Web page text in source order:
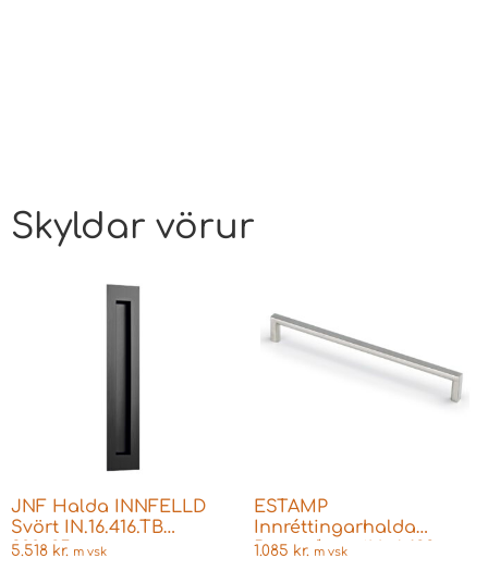
Skyldar vörur
JNF Halda INNFELLD
Svört IN.16.416.TB
300x25mm
5.518 kr. m vsk
ESTAMP
Innréttingarhalda
Burstaður nikkel 128mm
1.085 kr. m vsk